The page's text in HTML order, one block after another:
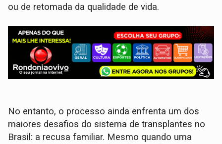
ou de retomada da qualidade de vida.
No entanto, o processo ainda enfrenta um dos
maiores desafios do sistema de transplantes no
Brasil: a recusa familiar. Mesmo quando uma